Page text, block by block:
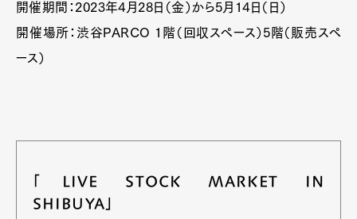
開催期間：2023年4月28日（金）から5月14日（日）
開催場所：渋谷PARCO 1階（回収スペース）5階（販売スペ
ース）
「LIVE STOCK MARKET IN
SHIBUYA」